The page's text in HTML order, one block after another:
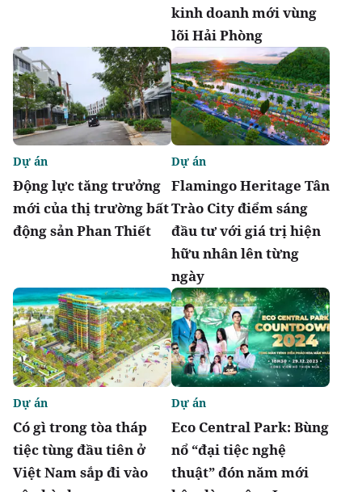
kinh doanh mới vùng
lõi Hải Phòng
Động lực tăng trưởng
mới của thị trường bất
động sản Phan Thiết
Dự án
Flamingo Heritage Tân
Trào City điểm sáng
đầu tư với giá trị hiện
hữu nhân lên từng
ngày
Dự án
Có gì trong tòa tháp
tiệc tùng đầu tiên ở
Việt Nam sắp đi vào
Dự án
Eco Central Park: Bùng
nổ “đại tiệc nghệ
thuật” đón năm mới
Dự án